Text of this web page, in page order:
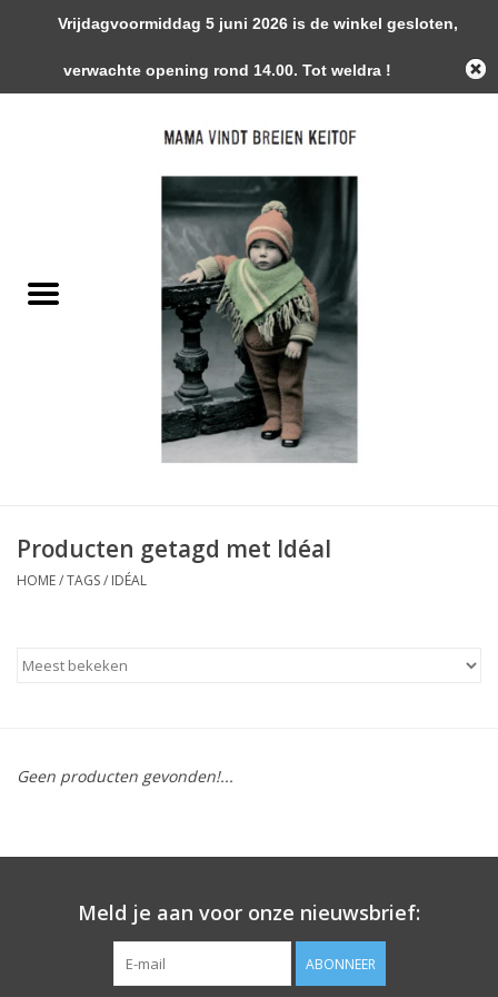
0 Artikelen - €0,00
Handwerk Toebehoren
Magazines / Patronen / Boeken
Producten getagd met Idéal
HOME/TAGS/ IDÉAL
Geen producten gevonden!...
Meld je aan voor onze nieuwsbrief:
ABONNEER
Vrijdagvoormiddag 5 juni 2026 is de winkel gesloten,
verwachte opening rond 14.00. Tot weldra !